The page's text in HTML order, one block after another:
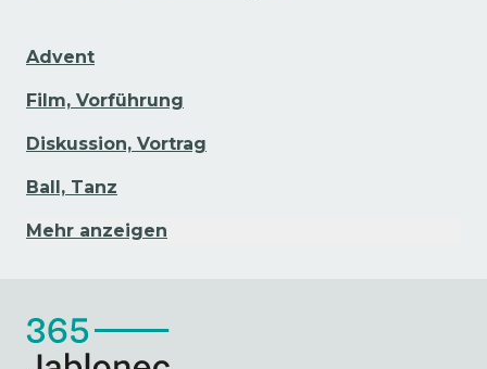
Advent
Film, Vorführung
Diskussion, Vortrag
Ball, Tanz
Mehr anzeigen